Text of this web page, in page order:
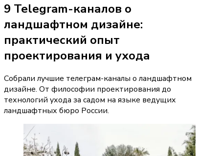
9 Telegram-каналов о
ландшафтном дизайне:
практический опыт
проектирования и ухода
Собрали лучшие телеграм-каналы о ландшафтном
дизайне. От философии проектирования до
технологий ухода за садом на языке ведущих
ландшафтных бюро России.